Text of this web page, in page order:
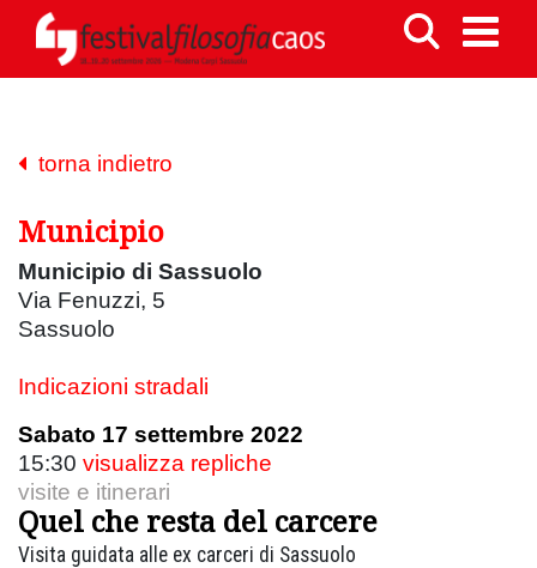
torna indietro
Municipio
Municipio di Sassuolo
Via Fenuzzi, 5
Sassuolo
Indicazioni stradali
Sabato 17 settembre 2022
15:30 visualizza repliche
visite e itinerari
Quel che resta del carcere
Visita guidata alle ex carceri di Sassuolo